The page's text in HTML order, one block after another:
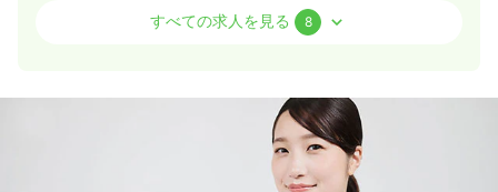
正看護師
担当業務未経験可
すべての求人を見る 8